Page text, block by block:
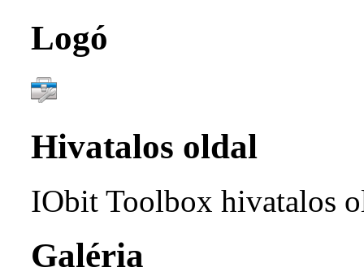
Logó
Hivatalos oldal
IObit Toolbox hivatalos
Galéria